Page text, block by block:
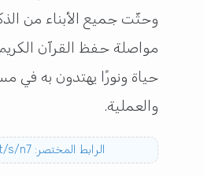
وحثّت جميع الأبناء من
مواصلة حفظ القرآن
حياة ونورًا يهتدون به في
والعملية.
الرابط المختصر: doha24.net/s/n7